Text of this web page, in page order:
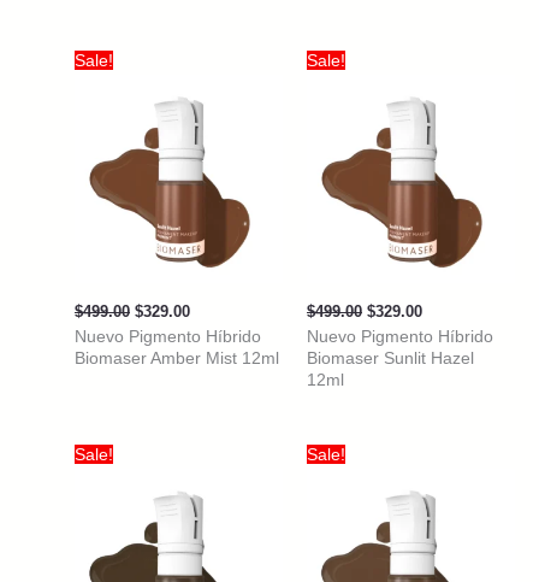
Sale!
$499.00 Original
was:
$499.00.
$329.00Current
is:
$329.00.
Nuevo Pigmento Híbrido
Biomaser Amber Mist 12ml
Sale!
$499.00 Original
was:
$499.00.
$329.00Current
is:
$329.00.
Nuevo Pigmento Híbrido
Biomaser Sunlit Hazel
12ml
Sale! Sale!